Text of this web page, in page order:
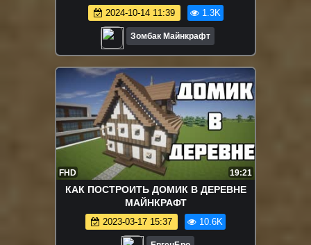
2024-10-14 11:39 1.3K
Зомбак Майнкрафт
FHD 19:21
КАК ПОСТРОИТЬ ДОМИК В ДЕРЕВНЕ
МАЙНКРАФТ
2023-03-17 15:37 10.6K